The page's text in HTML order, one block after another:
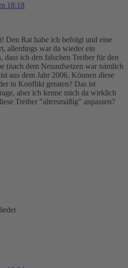
18:18
Den Rat habe ich befolgt und eine
allerdings war da wieder ein
dass ich den falschen Treiber für den
(nach dem Neuaufsetzen war nämlich
aus dem Jahr 2006. Können diese
in Konflikt geraten? Das ist
aber ich kenne mich da wirklich
Treiber "altersmäßig" anpassen?